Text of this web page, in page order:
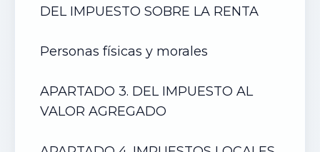
DEL IMPUESTO SOBRE LA RENTA
Personas físicas y morales
APARTADO 3. DEL IMPUESTO AL
VALOR AGREGADO